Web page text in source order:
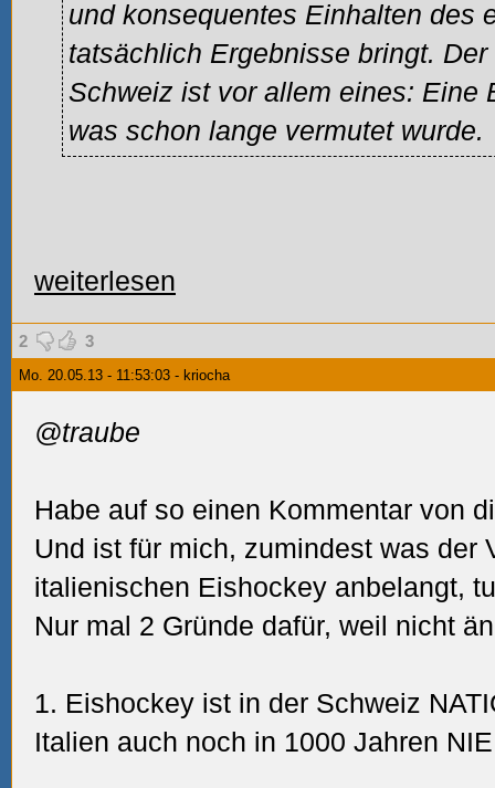
und konsequentes Einhalten des
tatsächlich Ergebnisse bringt.
Schweiz ist vor allem eines: Eine
was schon lange vermutet wurde.
weiterlesen
2 3
Mo. 20.05.13 - 11:53:03 - kriocha
@traube
Habe auf so einen Kommentar von
Und ist für mich, zumindest was der
italienischen Eishockey anbelangt,
Nur mal 2 Gründe dafür, weil nicht
1. Eishockey ist in der Schweiz
Italien auch noch in 1000 Jahren